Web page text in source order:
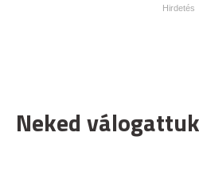
Neked válogattuk